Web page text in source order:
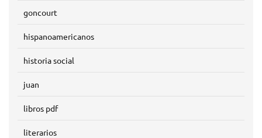
goncourt
hispanoamericanos
historia social
juan
libros pdf
literarios